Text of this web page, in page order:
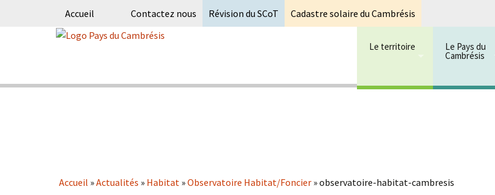
Accueil Contactez nous Révision du SCoT Cadastre solaire du Cambrésis
Le territoire Le Pays du
Cambrésis
Accueil »Actualités » Habitat »Observatoire Habitat/Foncier »observatoire-habitat-cambresis